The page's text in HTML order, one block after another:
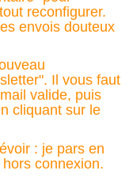
reconfigurer.
envois douteux
Il vous faut
valide, puis
cliquant sur le
: je pars en
connexion.